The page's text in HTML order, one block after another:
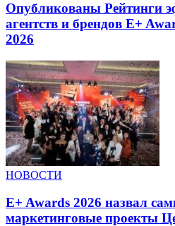
Опубликованы Рейтинги
агентств и брендов E+
2026
НОВОСТИ
E+ Awards 2026 назвал
маркетинговые проекты